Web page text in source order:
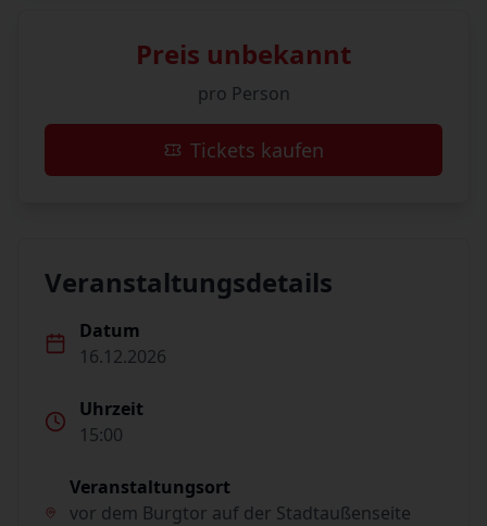
Preis unbekannt
pro Person
Tickets kaufen
Veranstaltungsdetails
Datum
16.12.2026
Uhrzeit
15:00
Veranstaltungsort
vor dem Burgtor auf der Stadtaußenseite